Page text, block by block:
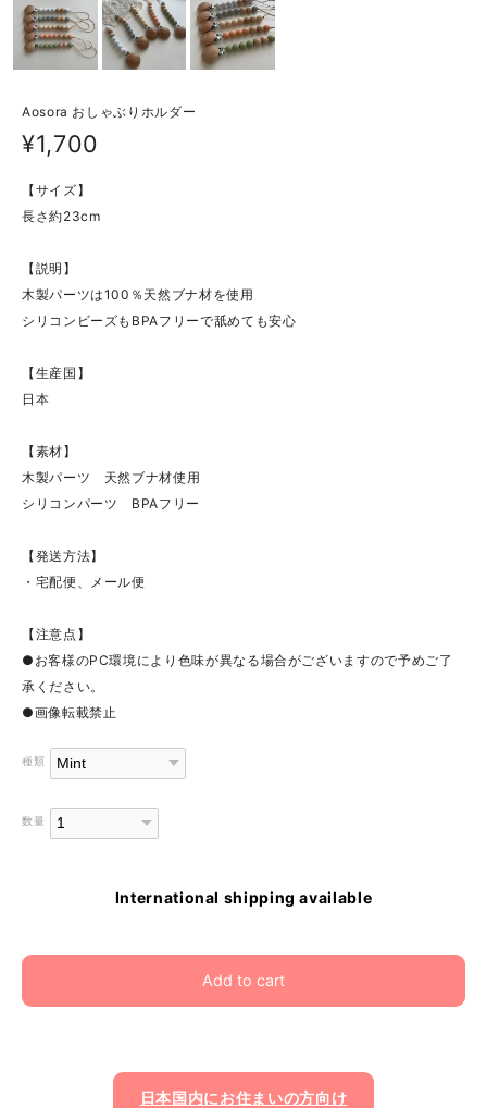
Aosora おしゃぶりホルダー
¥1,700
【サイズ】
長さ約23cm
【説明】
木製パーツは100％天然ブナ材を使用
シリコンビーズもBPAフリーで舐めても安心
【生産国】
日本
【素材】
木製パーツ 天然ブナ材使用
シリコンパーツ BPAフリー
【発送方法】
・宅配便、メール便
【注意点】
●お客様のPC環境により色味が異なる場合がございますので予めご了
承ください。
●画像転載禁止
種類
数量
International shipping available
Add to cart
日本国内にお住まいの方向け